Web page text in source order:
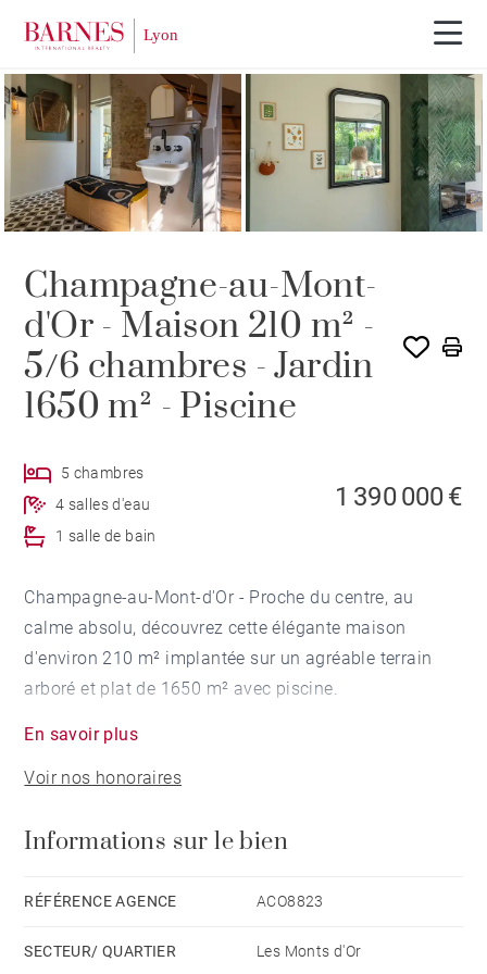
EXCLUSIVITÉ
Champagne-au-Mont-
d'Or - Maison 210 m² -
5/6 chambres - Jardin
1650 m² - Piscine
5 chambres
4 salles d'eau
1 salle de bain
1 390 000 €
Champagne-au-Mont-d'Or - Proche du centre, au
calme absolu, découvrez cette élégante maison
d'environ 210 m² implantée sur un agréable terrain
arboré et plat de 1650 m² avec piscine.
Elle se compose au rez-de-chaussée, d'un hall
d'entrée, d'une pièce de vie avec salon, salle à manger
chambre de maître avec sa salle de bains.
A l'étage, se trouvent deux jolies chambres d'enfants
trouverez une family room, une suite supplémentaire
En savoir plus
Voir nos honoraires
Informations sur le bien
RÉFÉRENCE AGENCE ACO8823
SECTEUR/ QUARTIER Les Monts d'Or